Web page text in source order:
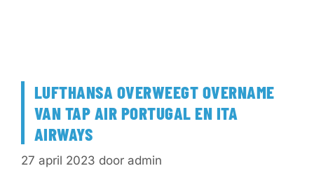
LUFTHANSA OVERWEEGT OVERNAME
VAN TAP AIR PORTUGAL EN ITA
AIRWAYS
27 april 2023 door admin